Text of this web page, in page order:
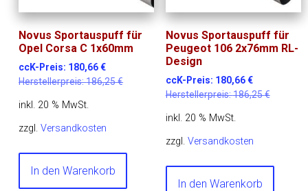
Novus Sportauspuff für
Opel Corsa C 1x60mm
ccK-Preis: 180,66€
Herstellerpreis:186,25€
inkl. 20 % MwSt.
zzgl.Versandkosten
In den Warenkorb
Novus Sportauspuff für
Peugeot 106 2x76mm RL-
Design
ccK-Preis: 180,66€
Herstellerpreis:186,25€
inkl. 20 % MwSt.
zzgl. Versandkosten
In den Warenkorb